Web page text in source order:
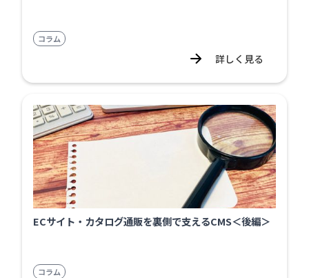
コラム
詳しく見る
ECサイト・カタログ通販を裏側で支えるCMS＜後編＞
コラム